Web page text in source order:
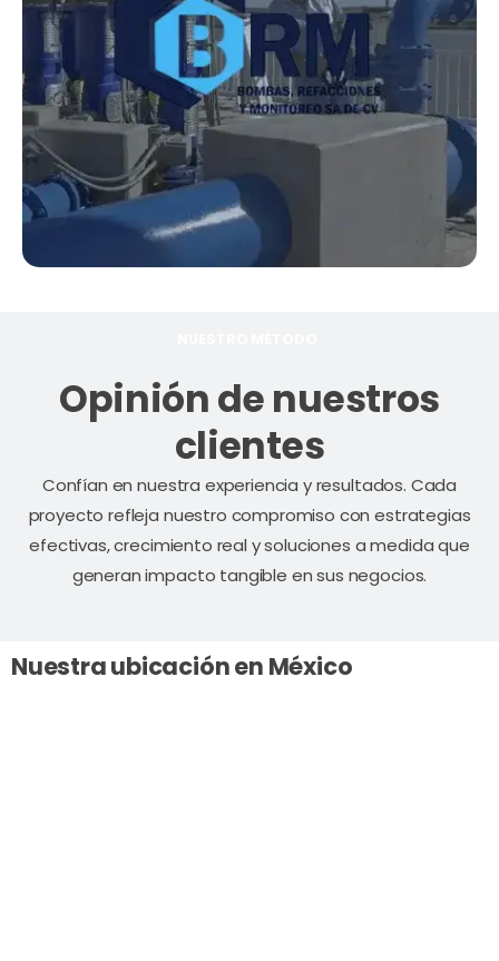
Opinión de nuestros
clientes
Confían en nuestra experiencia y resultados. Cada
proyecto refleja nuestro compromiso con estrategias
efectivas, crecimiento real y soluciones a medida que
generan impacto tangible en sus negocios.
Nuestra ubicación en México